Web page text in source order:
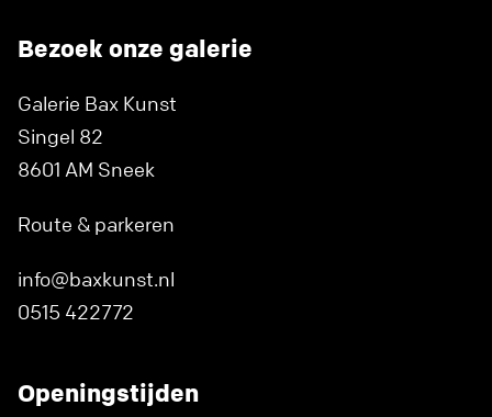
Bezoek onze galerie
Galerie Bax Kunst
Singel 82
8601 AM Sneek
Route & parkeren
info@baxkunst.nl
0515 422772
Openingstijden